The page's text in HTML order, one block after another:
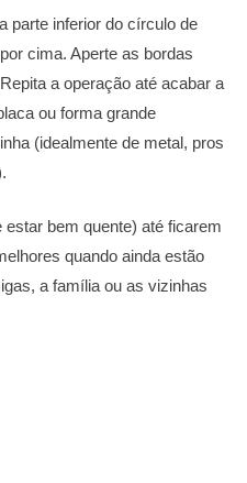
parte inferior do círculo de
cima. Aperte as bordas
a operação até acabar a
ou forma grande
(idealmente de metal, pros
bem quente) até ficarem
quando ainda estão
a família ou as vizinhas